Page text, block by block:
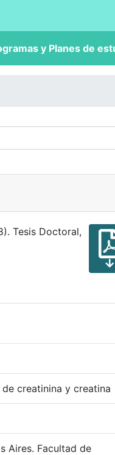
y Planes de
Tesis Doctoral,
creatinina y creatina
Aires. Facultad de